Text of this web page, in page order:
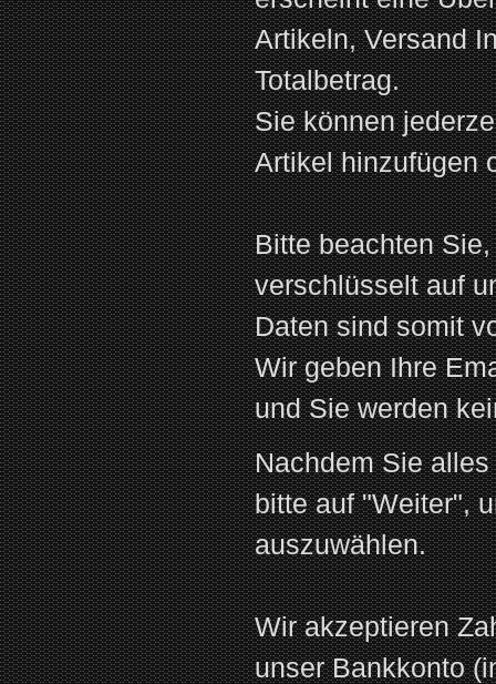
Artikeln, Versand
Totalbetrag.
Sie können
Artikel hinzufügen
Bitte beachten
verschlüsselt auf
Daten sind somit
Wir geben Ihre
und Sie werden
Nachdem Sie
bitte auf "Weiter",
auszuwählen.
Wir akzeptieren
unser Bankkonto